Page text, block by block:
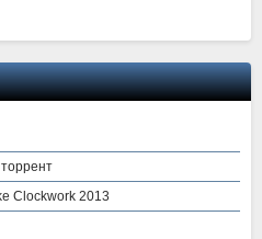
Clockwork 2013